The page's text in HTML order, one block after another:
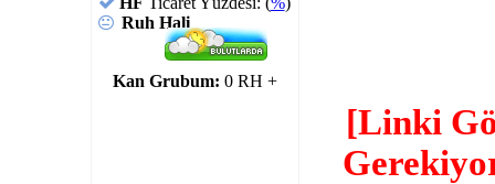
Ruh Hali
Kan Grubum: 0 RH +
[Linki